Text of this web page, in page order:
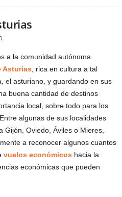
a la comunidad autónoma
Asturias , rica en cultura a tal
el asturiano, y guardando en sus
buena cantidad de destinos
local, sobre todo para los
algunas de sus localidades
Gijón, Oviedo, Áviles o Mieres,
a reconocer algunos cuantos
vuelos económicos hacia la
económicas que pueden